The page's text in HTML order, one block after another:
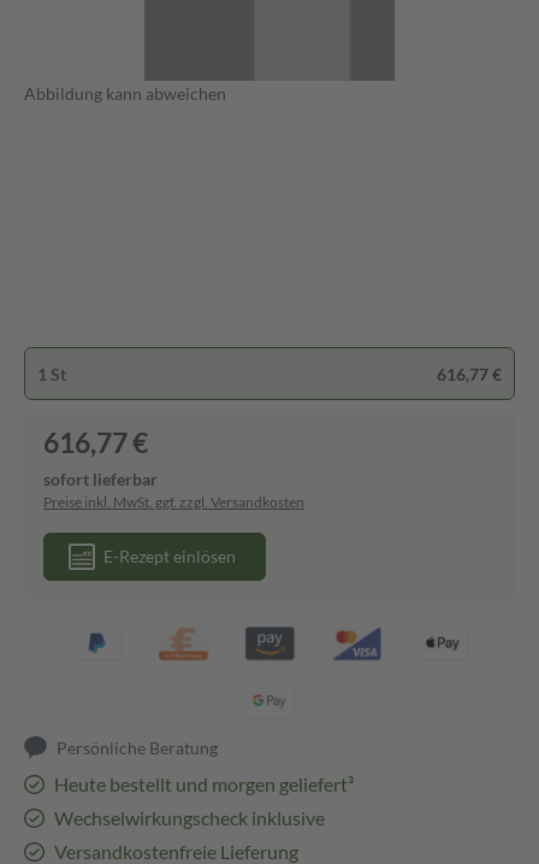
Abbildung kann abweichen
1 St 616,77 €
616,77 €
sofort lieferbar
Preise inkl. MwSt. ggf. zzgl. Versandkosten
E-Rezept einlösen
Persönliche Beratung
Heute bestellt und morgen geliefert³
Wechselwirkungscheck inklusive
Versandkostenfreie Lieferung